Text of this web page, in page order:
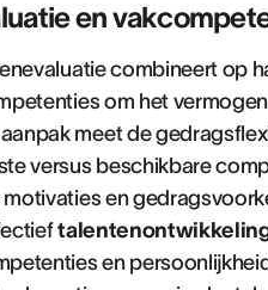
en
combineert op
om het
meet de
versus beschikbare
en
en